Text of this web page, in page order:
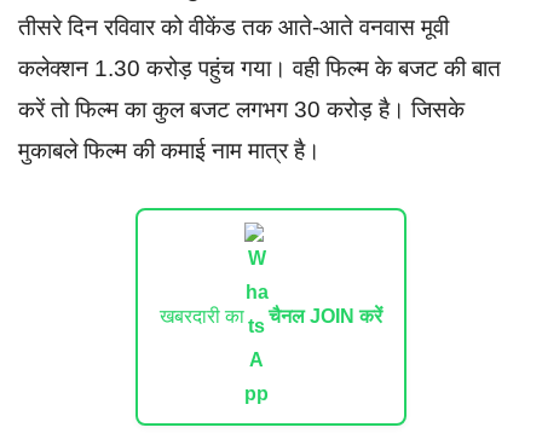
तीसरे दिन रविवार को वीकेंड तक आते-आते वनवास मूवी
कलेक्शन 1.30 करोड़ पहुंच गया। वही फिल्म के बजट की बात
करें तो फिल्म का कुल बजट लगभग 30 करोड़ है। जिसके
मुकाबले फिल्म की कमाई नाम मात्र है।
खबरदारी का चैनल JOIN करें